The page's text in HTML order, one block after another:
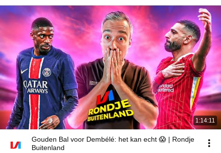
1:14:11
Gouden Bal voor Dembélé: het kan echt 😱 | Rondje
Buitenland